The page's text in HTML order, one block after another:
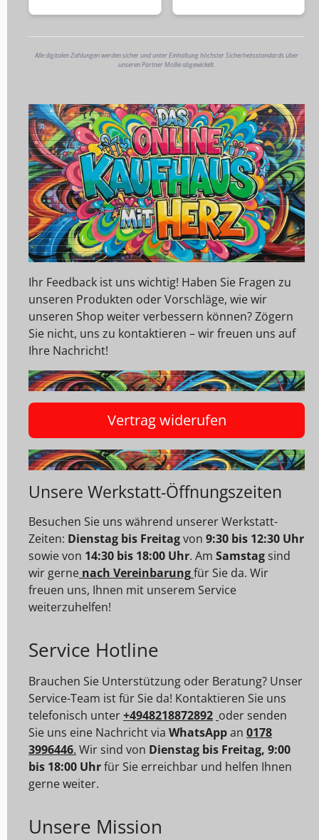
Alle digitalen Zahlungen werden sicher und unter Einhaltung höchster Sicherheitsstandards über
unseren Partner Mollie abgewickelt.
Ihr Feedback ist uns wichtig! Haben Sie Fragen zu
unseren Produkten oder Vorschläge, wie wir
unseren Shop weiter verbessern können? Zögern
Sie nicht, uns zu kontaktieren – wir freuen uns auf
Ihre Nachricht!
Vertrag widerufen
Unsere Werkstatt-Öffnungszeiten
Besuchen Sie uns während unserer Werkstatt-
Zeiten: Dienstag bis Freitagvon 9:30 bis 12:30 Uhr
sowie von 14:30 bis 18:00 Uhr. Am Samstag sind
wir gerne nach Vereinbarungfür Sie da. Wir
freuen uns, Ihnen mit unserem Service
weiterzuhelfen!
Service Hotline
Brauchen Sie Unterstützung oder Beratung? Unser
Service-Team ist für Sie da! Kontaktieren Sie uns
telefonisch unter+4948218872892 oder senden
Sie uns eine Nachricht via WhatsAppan 0178
3996446. Wir sind von Dienstag bis Freitag, 9:00
bis 18:00 Uhrfür Sie erreichbar und helfen Ihnen
gerne weiter.
Unsere Mission